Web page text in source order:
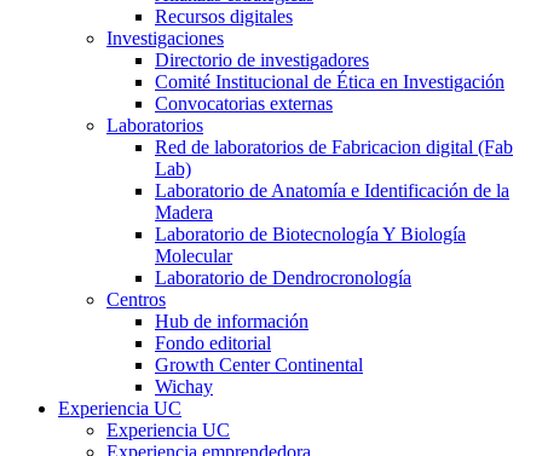
Recursos digitales
Investigaciones
Directorio de investigadores
Comité Institucional de Ética en Investigación
Convocatorias externas
Laboratorios
Red de laboratorios de Fabricacion digital (Fab
Lab)
Laboratorio de Anatomía e Identificación de la
Madera
Laboratorio de Biotecnología Y Biología
Molecular
Laboratorio de Dendrocronología
Centros
Hub de información
Fondo editorial
Growth Center Continental
Wichay
Experiencia UC
Experiencia UC
Experiencia emprendedora